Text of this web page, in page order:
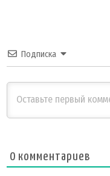
Подписка
0 комментариев